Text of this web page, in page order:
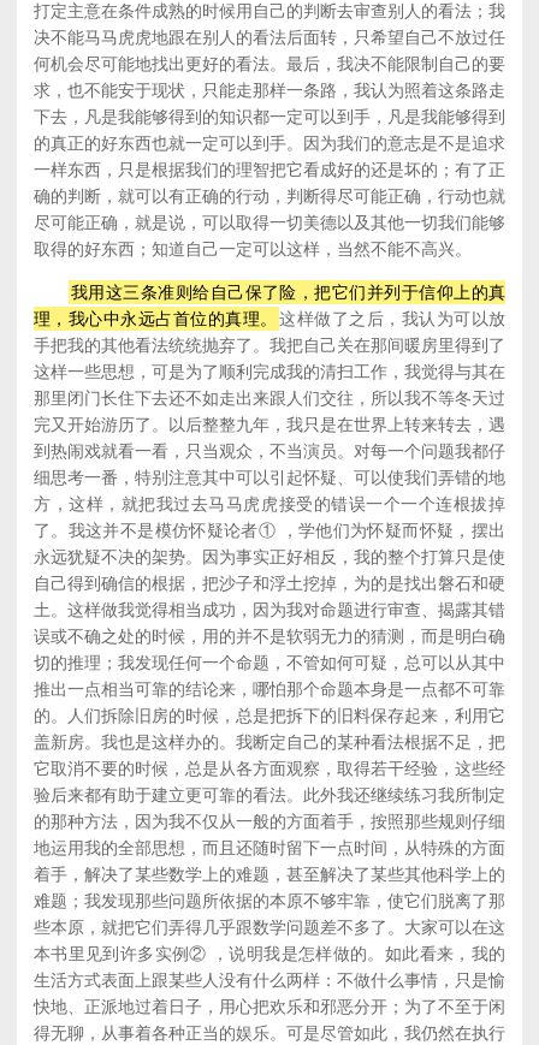
打定主意在条件成熟的时候用自己的判断去审查别人的看法；我
决不能马马虎虎地跟在别人的看法后面转，只希望自己不放过任
何机会尽可能地找出更好的看法。最后，我决不能限制自己的要
求，也不能安于现状，只能走那样一条路，我认为照着这条路走
下去，凡是我能够得到的知识都一定可以到手，凡是我能够得到
的真正的好东西也就一定可以到手。因为我们的意志是不是追求
一样东西，只是根据我们的理智把它看成好的还是坏的；有了正
确的判断，就可以有正确的行动，判断得尽可能正确，行动也就
尽可能正确，就是说，可以取得一切美德以及其他一切我们能够
取得的好东西；知道自己一定可以这样，当然不能不高兴。
我用这三条准则给自己保了险，把它们并列于信仰上的真
理，我心中永远占首位的真理。
这样做了之后，我认为可以放
手把我的其他看法统统抛弃了。我把自己关在那间暖房里得到了
这样一些思想，可是为了顺利完成我的清扫工作，我觉得与其在
那里闭门长住下去还不如走出来跟人们交往，所以我不等冬天过
完又开始游历了。以后整整九年，我只是在世界上转来转去，遇
到热闹戏就看一看，只当观众，不当演员。对每一个问题我都仔
细思考一番，特别注意其中可以引起怀疑、可以使我们弄错的地
方，这样，就把我过去马马虎虎接受的错误一个一个连根拔掉
了。我这并不是模仿怀疑论者① ，学他们为怀疑而怀疑，摆出
永远犹疑不决的架势。因为事实正好相反，我的整个打算只是使
自己得到确信的根据，把沙子和浮土挖掉，为的是找出磐石和硬
土。这样做我觉得相当成功，因为我对命题进行审查、揭露其错
误或不确之处的时候，用的并不是软弱无力的猜测，而是明白确
切的推理；我发现任何一个命题，不管如何可疑，总可以从其中
推出一点相当可靠的结论来，哪怕那个命题本身是一点都不可靠
的。人们拆除旧房的时候，总是把拆下的旧料保存起来，利用它
盖新房。我也是这样办的。我断定自己的某种看法根据不足，把
它取消不要的时候，总是从各方面观察，取得若干经验，这些经
验后来都有助于建立更可靠的看法。此外我还继续练习我所制定
的那种方法，因为我不仅从一般的方面着手，按照那些规则仔细
地运用我的全部思想，而且还随时留下一点时间，从特殊的方面
着手，解决了某些数学上的难题，甚至解决了某些其他科学上的
难题；我发现那些问题所依据的本原不够牢靠，使它们脱离了那
些本原，就把它们弄得几乎跟数学问题差不多了。大家可以在这
本书里见到许多实例② ，说明我是怎样做的。如此看来，我的
生活方式表面上跟某些人没有什么两样：不做什么事情，只是愉
快地、正派地过着日子，用心把欢乐和邪恶分开；为了不至于闲
得无聊，从事着各种正当的娱乐。可是尽管如此，我仍然在执行